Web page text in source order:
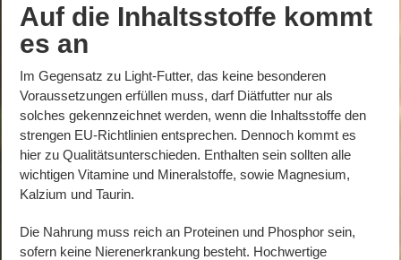
Auf die Inhaltsstoffe kommt
es an
Im Gegensatz zu Light-Futter, das keine besonderen
Voraussetzungen erfüllen muss, darf Diätfutter nur als
solches gekennzeichnet werden, wenn die Inhaltsstoffe den
strengen EU-Richtlinien entsprechen. Dennoch kommt es
hier zu Qualitätsunterschieden. Enthalten sein sollten alle
wichtigen Vitamine und Mineralstoffe, sowie Magnesium,
Kalzium und Taurin.
Die Nahrung muss reich an Proteinen und Phosphor sein,
sofern keine Nierenerkrankung besteht. Hochwertige